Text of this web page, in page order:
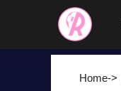
contenuto
Home->